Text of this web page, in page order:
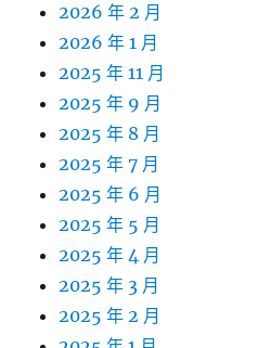
2026 年 2 月
2026 年 1 月
2025 年 11 月
2025 年 9 月
2025 年 8 月
2025 年 7 月
2025 年 6 月
2025 年 5 月
2025 年 4 月
2025 年 3 月
2025 年 2 月